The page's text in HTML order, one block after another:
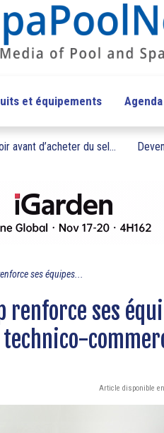
et équipements Agenda
avant d’acheter du sel...
ses équipes...
renforce ses
technico-
Article disponible